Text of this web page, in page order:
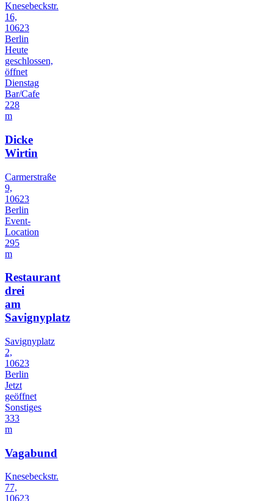
Knesebeckstr.
16,
10623
Berlin
Heute
geschlossen,
öffnet
Dienstag
Bar/Cafe
228
m
Dicke
Wirtin
Carmerstraße
9,
10623
Berlin
Event-
Location
295
m
Restaurant
drei
am
Savignyplatz
Savignyplatz
2,
10623
Berlin
Jetzt
geöffnet
Sonstiges
333
m
Vagabund
Knesebeckstr.
77,
10623